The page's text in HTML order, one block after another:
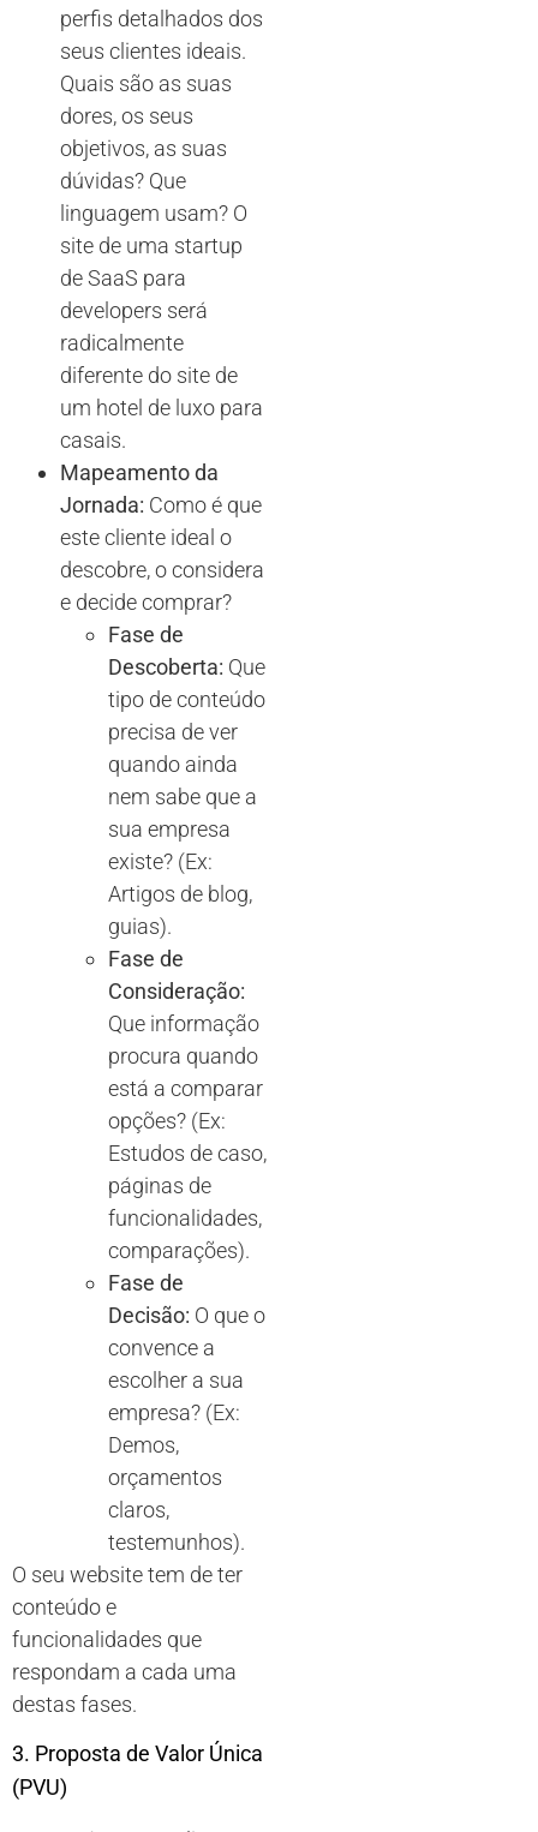
perfis detalhados dos
seus clientes ideais.
Quais são as suas
dores, os seus
objetivos, as suas
dúvidas? Que
linguagem usam? O
site de uma startup
de SaaS para
developers será
radicalmente
diferente do site de
um hotel de luxo para
casais.
Mapeamento da
Jornada: Como é que
este cliente ideal o
descobre, o considera
e decide comprar?
Fase de
Descoberta: Que
tipo de conteúdo
precisa de ver
quando ainda
nem sabe que a
sua empresa
existe? (Ex:
Artigos de blog,
guias).
Fase de
Consideração:
Que informação
procura quando
está a comparar
opções? (Ex:
Estudos de caso,
páginas de
funcionalidades,
comparações).
Fase de
Decisão: O que o
convence a
escolher a sua
empresa? (Ex:
Demos,
orçamentos
claros,
testemunhos).
O seu website tem de ter
conteúdo e
funcionalidades que
respondam a cada uma
destas fases.
3. Proposta de Valor Única
(PVU)